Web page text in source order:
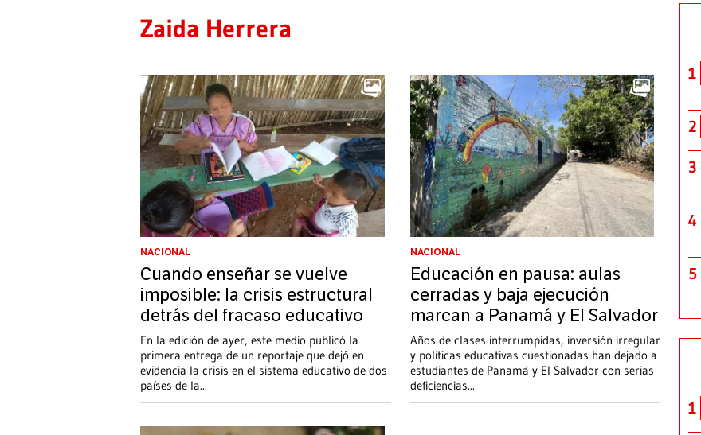
Zaida Herrera
NACIONAL
Cuando enseñar se vuelve
imposible: la crisis estructural
detrás del fracaso educativo
En la edición de ayer, este medio publicó la
primera entrega de un reportaje que dejó en
evidencia la crisis en el sistema educativo de dos
países de la...
NACIONAL
Educación en pausa: aulas
cerradas y baja ejecución
marcan a Panamá y El Salvador
Años de clases interrumpidas, inversión irregular
y políticas educativas cuestionadas han dejado a
estudiantes de Panamá y El Salvador con serias
deficiencias...
1
2
3
4
5
1